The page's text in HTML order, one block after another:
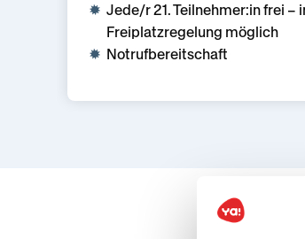
Jede/r 21. Teilnehmer:in frei –
Freiplatzregelung möglich
Notrufbereitschaft